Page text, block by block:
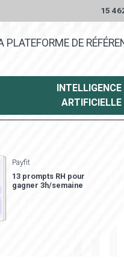
15
PLATEFORME DE
INTELLIGENCE
ARTIFICIELLE
Payfit
13 prompts RH pour
gagner 3h/semaine